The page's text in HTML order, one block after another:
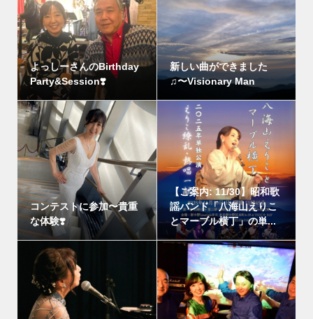
よっしーさんのBirthday
Party&Session❣️
新しい曲ができました
♫〜Visionary Man
コンテストに参加〜貴重
な体験❣️
【ご案内: 11/30】昭和歌
謡バンド「八海山えりこ
とマーブル横丁」の単...